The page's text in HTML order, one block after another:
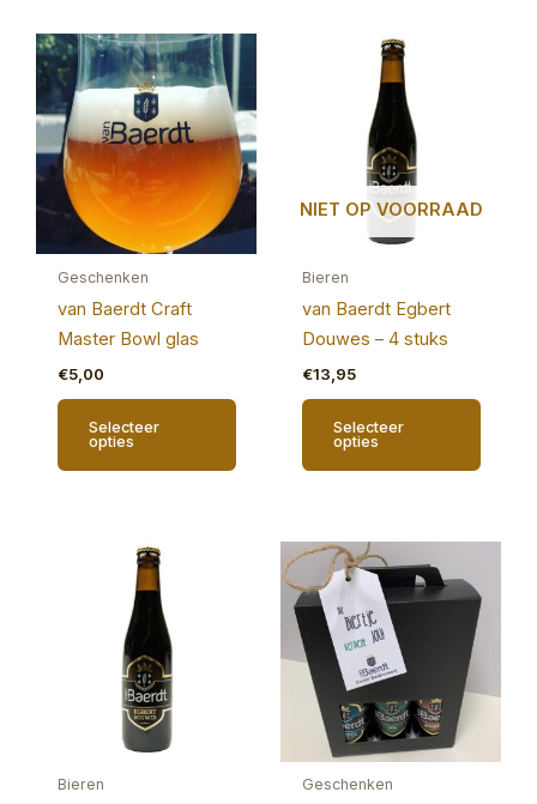
Geschenken
van Baerdt Craft
Master Bowl glas
€5,00
Selecteer
opties
NIET OP VOORRAAD
Bieren
van Baerdt Egbert
Douwes – 4 stuks
€13,95
Selecteer
opties
Bieren Geschenken